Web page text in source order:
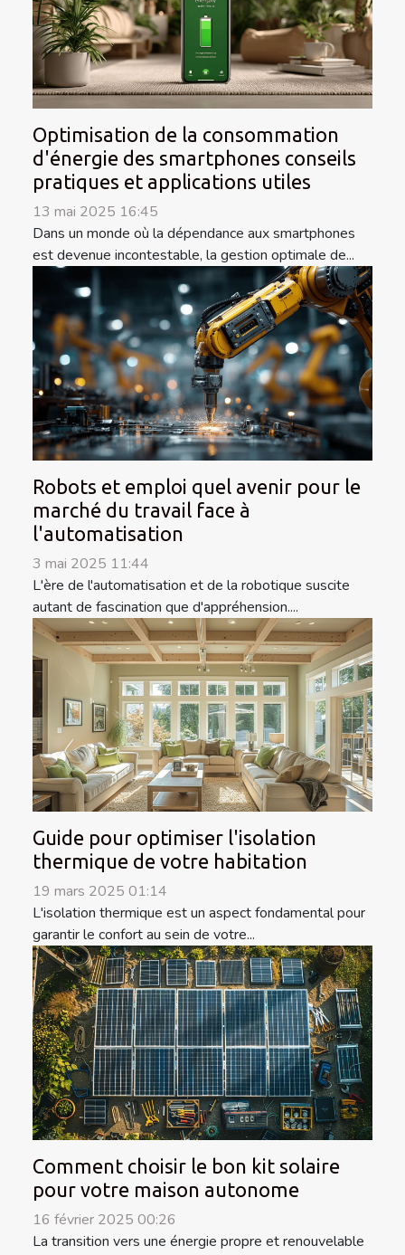
Optimisation de la consommation
d'énergie des smartphones conseils
pratiques et applications utiles
13 mai 2025 16:45
Dans un monde où la dépendance aux smartphones
est devenue incontestable, la gestion optimale de...
Robots et emploi quel avenir pour le
marché du travail face à
l'automatisation
3 mai 2025 11:44
L'ère de l'automatisation et de la robotique suscite
autant de fascination que d'appréhension....
Guide pour optimiser l'isolation
thermique de votre habitation
19 mars 2025 01:14
L'isolation thermique est un aspect fondamental pour
garantir le confort au sein de votre...
Comment choisir le bon kit solaire
pour votre maison autonome
16 février 2025 00:26
La transition vers une énergie propre et renouvelable